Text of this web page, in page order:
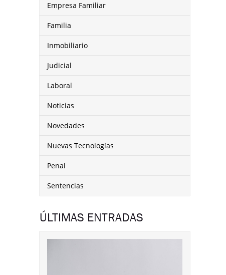
Empresa Familiar
Familia
Inmobiliario
Judicial
Laboral
Noticias
Novedades
Nuevas Tecnologías
Penal
Sentencias
ÚLTIMAS ENTRADAS